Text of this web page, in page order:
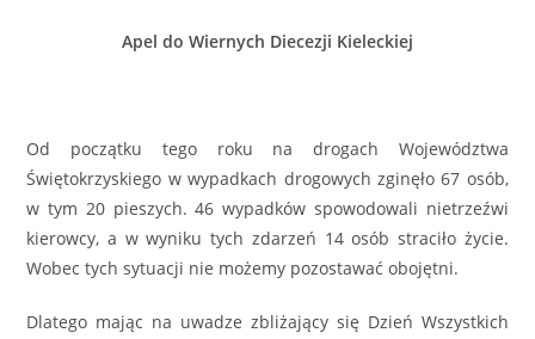
Apel do Wiernych Diecezji Kieleckiej
Od początku tego roku na drogach Województwa
Świętokrzyskiego w wypadkach drogowych zginęło 67 osób,
w tym 20 pieszych. 46 wypadków spowodowali nietrzeźwi
kierowcy, a w wyniku tych zdarzeń 14 osób straciło życie.
Wobec tych sytuacji nie możemy pozostawać obojętni.
Dlatego mając na uwadze zbliżający się Dzień Wszystkich